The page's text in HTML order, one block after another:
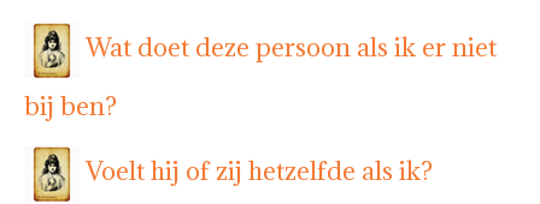
Wat doet deze persoon als ik er niet
bij ben?
Voelt hij of zij hetzelfde als ik?